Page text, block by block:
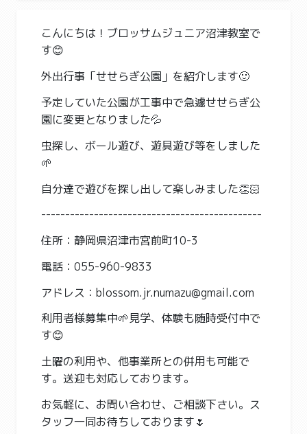
こんにちは！ブロッサムジュニア沼津教室で
す😊
外出行事「せせらぎ公園」を紹介します🙂
予定していた公園が工事中で急遽せせらぎ公
園に変更となりました💦
虫探し、ボール遊び、遊具遊び等をしました
🌱
自分達で遊びを探し出して楽しみました👏🏻
----------------------------------------------
住所：静岡県沼津市宮前町10-3
電話：055-960-9833
アドレス：blossom.jr.numazu@gmail.com
利用者様募集中🌱見学、体験も随時受付中で
す😊
土曜の利用や、他事業所との併用も可能で
す。送迎も対応しております。
お気軽に、お問い合わせ、ご相談下さい。ス
タッフ一同お待ちしております🌷